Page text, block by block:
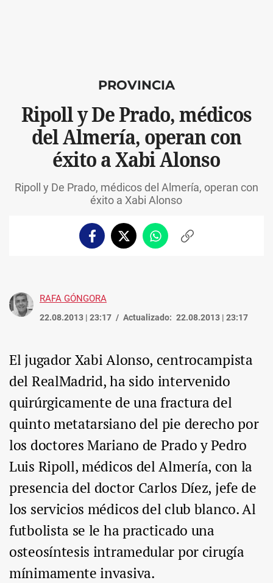
PROVINCIA
Ripoll y De Prado, médicos
del Almería, operan con
éxito a Xabi Alonso
Ripoll y De Prado, médicos del Almería, operan con
éxito a Xabi Alonso
FacebookTwitterWhatsappCopiar
RAFA GÓNGORA
22.08.2013 | 23:17 Actualizado: 22.08.2013 | 23:17
El jugador Xabi Alonso, centrocampista
del RealMadrid, ha sido intervenido
quirúrgicamente de una fractura del
quinto metatarsiano del pie derecho por
los doctores Mariano de Prado y Pedro
Luis Ripoll, médicos del Almería, con la
presencia del doctor Carlos Díez, jefe de
los servicios médicos del club blanco. Al
futbolista se le ha practicado una
osteosíntesis intramedular por cirugía
mínimamente invasiva.